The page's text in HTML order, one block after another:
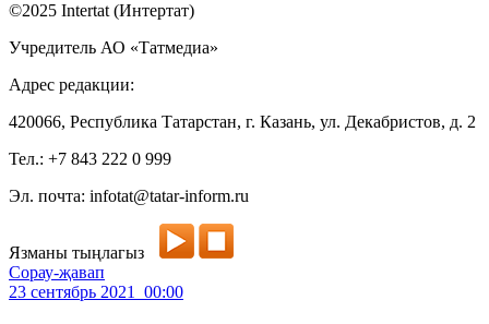
©2025 Intertat (Интертат)
Учредитель АО «Татмедиа»
Адрес редакции:
420066, Республика Татарстан, г. Казань, ул. Декабристов, д. 2
Тел.: +7 843 222 0 999
Эл. почта: infotat@tatar-inform.ru
Язманы тыңлагыз
Сорау-җавап
23 сентябрь 2021 00:00